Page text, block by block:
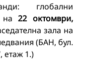
глобални
на22 октомври,
зала на
(БАН, бул.
етаж 1.)